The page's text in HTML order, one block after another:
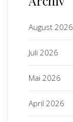
August 2026
Juli 2026
Mai 2026
April 2026